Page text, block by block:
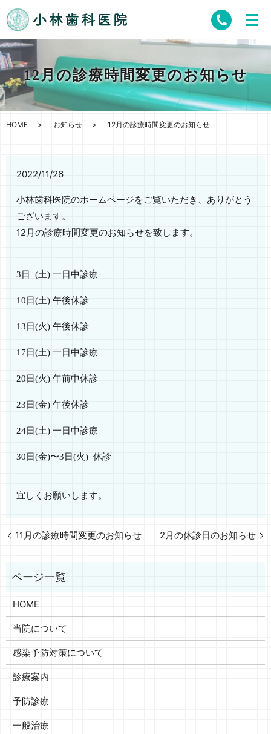
12月の診療時間変更のお知らせ
HOME お知らせ 12月の診療時間変更のお知らせ
2022/11/26
小林歯科医院のホームページをご覧いただき、ありがとう
ございます。
12月の診療時間変更のお知らせを致します。
3 日 (土)一日中診療
10 日(土)午後休診
13 日(火)午後休診
17 日(土)一日中診療
20 日(火)午前中休診
23 日(金)午後休診
24日(土)一日中診療
30 日(金)〜3 日(火)休診
宜しくお願いします。
11月の診療時間変更のお知らせ 2月の休診日のお知らせ
HOME
当院について
感染予防対策について
診療案内
予防診療
一般治療